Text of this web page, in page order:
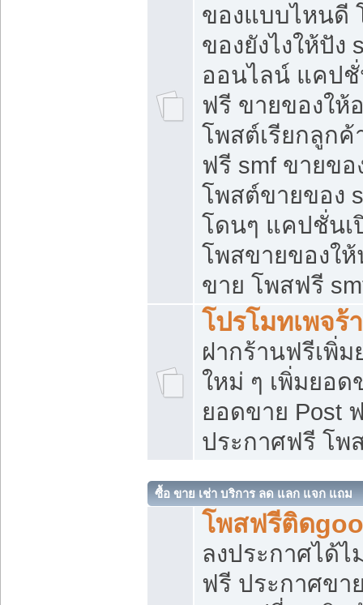
ของแบบไหนดี
ของยังไงให้ปั
ออนไลน์ แคป
ฟรี ขายของให้
โพสต์เรียกลูกค้
ฟรี smf ขายขอ
โพสต์ขายของ
โดนๆ แคปชั่นเ
โพสขายของใ
ขาย โพสฟรี
โปรโมทเพจร้
ฝากร้านฟรีเพิ่
ใหม่ ๆ เพิ่มยอด
ยอดขาย Post
ประกาศฟรี โพ
ซื้อ ขาย เช่า บริการ ลด แลก แจก แถม
โพสฟรีติด
ลงประกาศได้
ฟรี ประกาศข